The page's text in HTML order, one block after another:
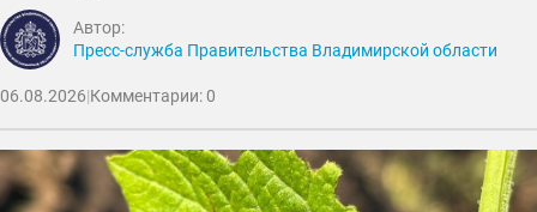
Автор:
Пресс-служба Правительства Владимирской области
06.08.2026|Комментарии: 0